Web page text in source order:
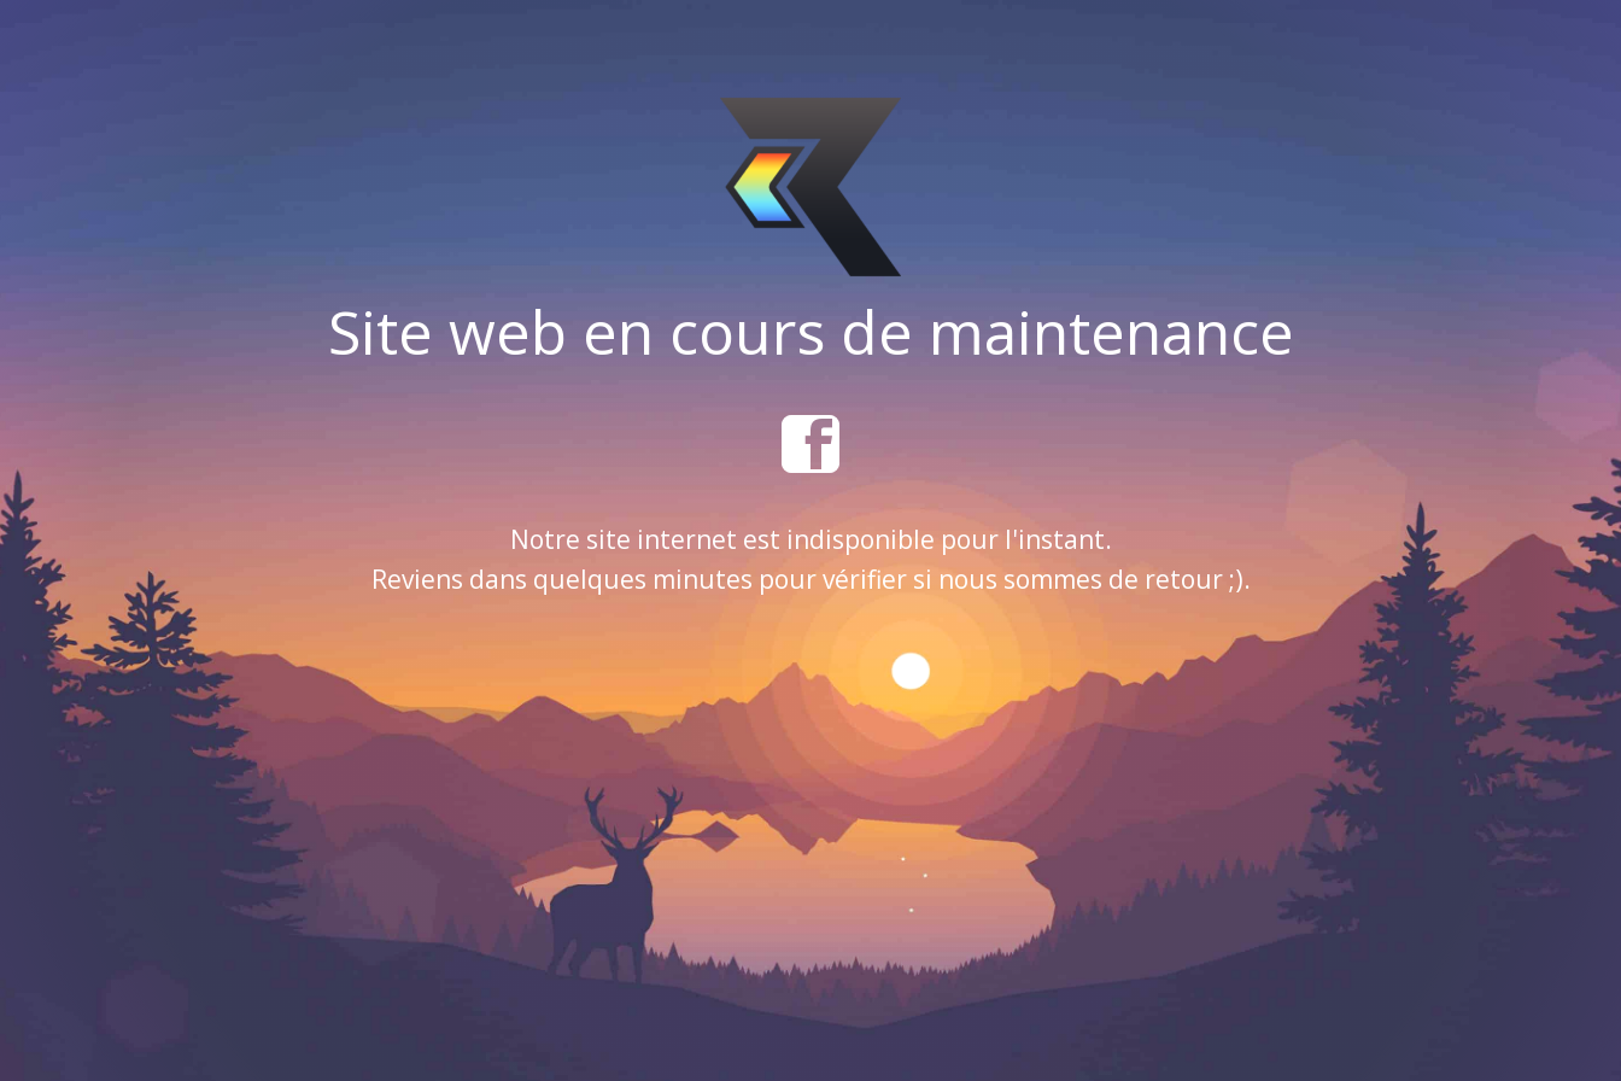
Site web en cours de maintenance
Notre site internet est indisponible pour l'instant.
Reviens dans quelques minutes pour vérifier si nous sommes de retour ;).